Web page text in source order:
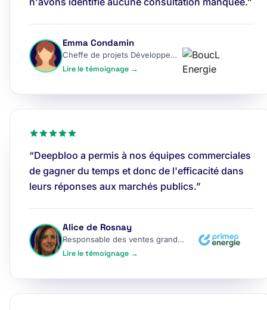
Emma Condamin
Cheffe de projets Développement
Lire le témoignage →
“Deepbloo a permis à nos équipes commerciales
de gagner du temps et donc de l'efficacité dans
leurs réponses aux marchés publics.”
Alice de Rosnay
Responsable des ventes grands comptes
Lire le témoignage →